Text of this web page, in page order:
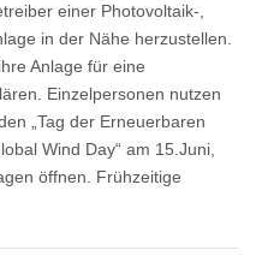
einer Photovoltaik-,
in der Nähe herzustellen.
Anlage für eine
Einzelpersonen nutzen
„Tag der Erneuerbaren
Wind Day“ am 15.Juni,
öffnen. Frühzeitige